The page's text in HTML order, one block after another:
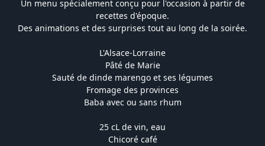
Un menu spécialement conçu pour l'occasion à partir de
recettes d'époque.
Des animations et des surprises tout au long de la soirée.
L'Alsace-Lorraine
Pâté de Marie
Sauté de dinde marengo et ses légumes
Fromage des provinces
Baba avec ou sans rhum
25 cL de vin, eau
Chicoré café